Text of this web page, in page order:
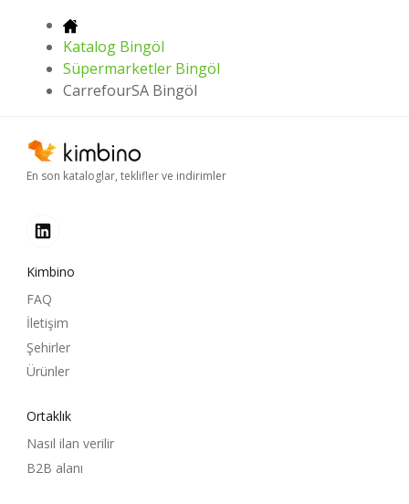
Katalog Bingöl
Süpermarketler Bingöl
CarrefourSA Bingöl
En son kataloglar, teklifler ve indirimler
Kimbino
FAQ
İletişim
Şehirler
Ürünler
Ortaklık
Nasıl ilan verilir
B2B alanı